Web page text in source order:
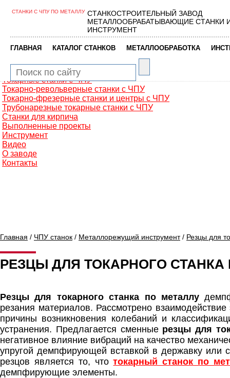
Главная
Фрезерные обрабатывающие центры
Сверлильно-фрезерные станки
Промышленные роботы манипуляторы
Токарные автоматы с ЧПУ
Токарные станки с ЧПУ
Токарно-револьверные станки с ЧПУ
Токарно-фрезерные станки и центры с ЧПУ
Трубонарезные токарные станки с ЧПУ
Станки для кирпича
Выполненные проекты
Инструмент
Видео
О заводе
Контакты
СТАНКИ С ЧПУ ПО МЕТАЛЛУ СТАНКОСТРОИТЕЛЬНЫЙ ЗАВОД
МЕТАЛЛООБРАБАТЫВАЮЩИЕ СТАНКИ
ИНСТРУМЕНТ
ГЛАВНАЯ КАТАЛОГ СТАНКОВ МЕТАЛЛООБРАБОТКА
Главная / ЧПУ станок / Металлорежущий инструмент/ Резцы для
РЕЗЦЫ ДЛЯ ТОКАРНОГО
Резцы для токарного станка по металлу
резания материалов. Рассмотрено
причины возникновения колебаний и
устранения. Предлагается сменные резцы для
негативное влияние вибраций на качество
упругой демпфирующей вставкой в державку или
резцов является то, чтотокарный станок по
демпфирующие элементы.